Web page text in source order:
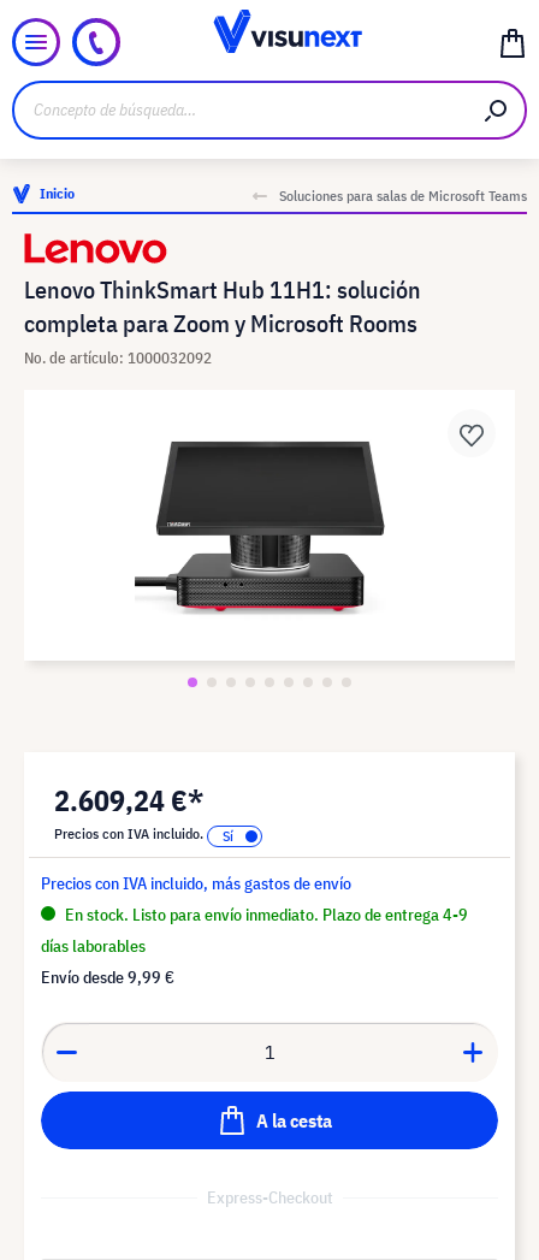
Inicio Soluciones para salas de Microsoft Teams
Lenovo ThinkSmart Hub 11H1: solución
completa para Zoom y Microsoft Rooms
No. de artículo: 1000032092
2.609,24 €*
Precios con IVA incluido.
Precios con IVA incluido, más gastos de envío
En stock. Listo para envío inmediato. Plazo de entrega 4-9
días laborables
Envío desde9,99 €
A la cesta
Express-Checkout